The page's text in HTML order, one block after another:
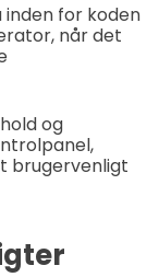
for koden
når det
og
brugervenligt